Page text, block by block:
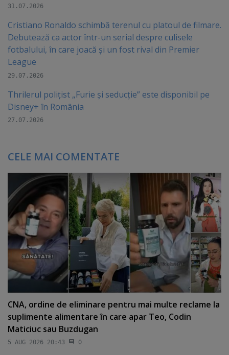
31.07.2026
Cristiano Ronaldo schimbă terenul cu platoul de filmare.
Debutează ca actor într-un serial despre culisele
fotbalului, în care joacă şi un fost rival din Premier
League
29.07.2026
Thrilerul polițist „Furie și seducție” este disponibil pe
Disney+ în România
27.07.2026
CELE MAI COMENTATE
CNA, ordine de eliminare pentru mai multe reclame la
suplimente alimentare în care apar Teo, Codin
Maticiuc sau Buzdugan
5 AUG 2026 20:43 0